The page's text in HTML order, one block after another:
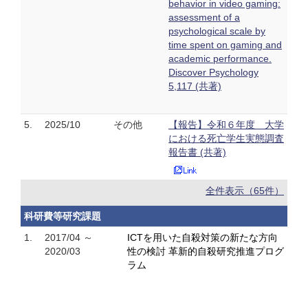
behavior in video gaming:
assessment of a
psychological scale by
time spent on gaming and
academic performance.
Discover Psychology
5,117 (共著)
5. 2025/10 その他
【報告】令和６年度 大学
における死亡学生実態調査
報告書 (共著)
全件表示（65件）
科研費等研究課題
1.
2017/04 ～
2020/03
ICTを用いた自殺対策の新たな方向
性の検討 革新的自殺研究推進プログ
ラム